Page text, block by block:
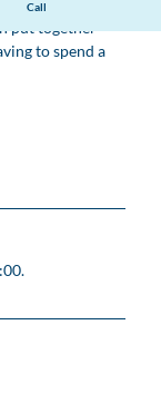
Call
put together
to spend a